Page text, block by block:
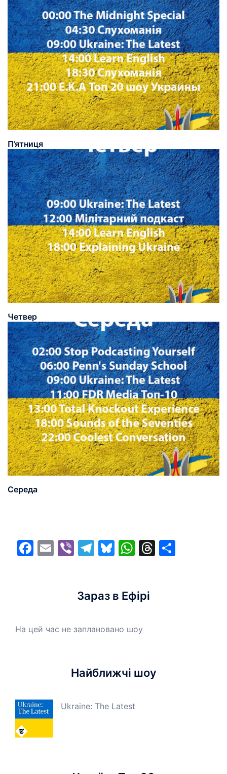
П’ятниця
Четвер
Середа
Facebook
EmailViberTelegram
Bluesky
WhatsApp
Threads
Зараз в Ефірі
На цей час не заплановано шоу
Найближчі шоу
Ukraine: The Latest